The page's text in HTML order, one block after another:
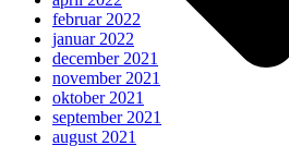
februar 2022
januar 2022
december 2021
november 2021
oktober 2021
september 2021
august 2021